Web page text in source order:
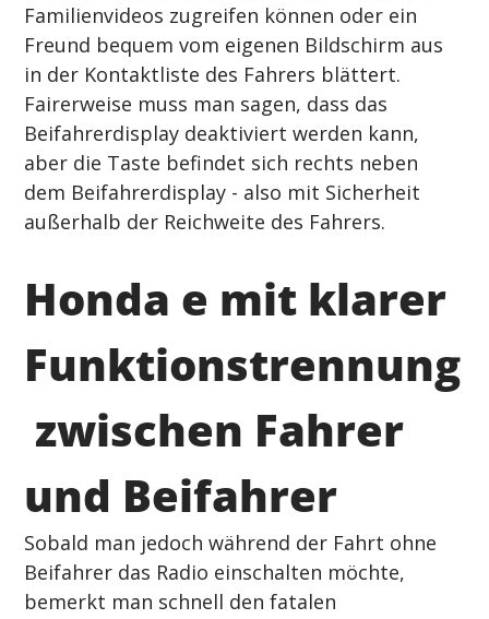
Familienvideos zugreifen können oder ein
Freund bequem vom eigenen Bildschirm aus
in der Kontaktliste des Fahrers blättert.
Fairerweise muss man sagen, dass das
Beifahrerdisplay deaktiviert werden kann,
aber die Taste befindet sich rechts neben
dem Beifahrerdisplay - also mit Sicherheit
außerhalb der Reichweite des Fahrers.
Honda e mit klarer
Funktionstrennung
zwischen Fahrer
und Beifahrer
Sobald man jedoch während der Fahrt ohne
Beifahrer das Radio einschalten möchte,
bemerkt man schnell den fatalen